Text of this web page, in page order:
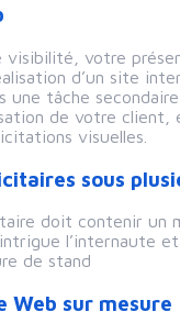
visibilité, votre
d’un site
une tâche
de votre client,
visuelles.
sous
doit contenir un
l’internaute et
de stand
Web sur mesure